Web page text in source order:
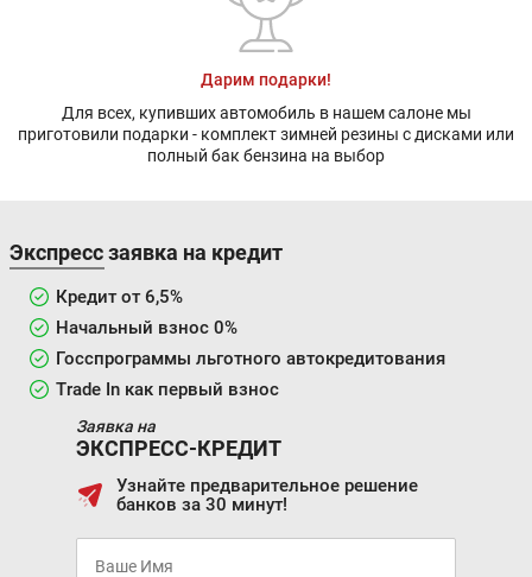
Дарим подарки!
Для всех, купивших автомобиль в нашем салоне мы
приготовили подарки - комплект зимней резины с дисками или
полный бак бензина на выбор
Экспресс заявка на кредит
Кредит от 6,5%
Начальный взнос 0%
Госспрограммы льготного автокредитования
Trade In как первый взнос
Заявка на
ЭКСПРЕСС-КРЕДИТ
Узнайте предварительное решение
банков за 30 минут!